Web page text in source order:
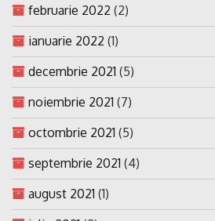
februarie 2022 (2)
ianuarie 2022 (1)
decembrie 2021 (5)
noiembrie 2021 (7)
octombrie 2021 (5)
septembrie 2021 (4)
august 2021 (1)